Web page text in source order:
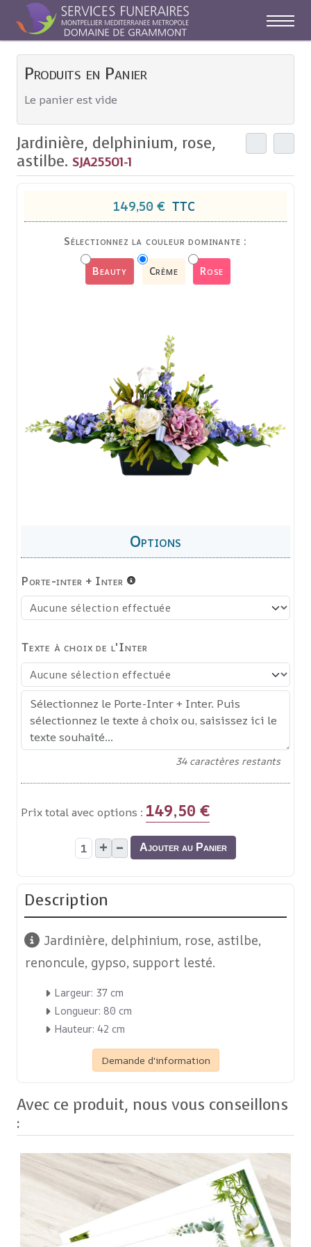
Off-
Jardinière, delphinium, rose,
astilbe. SJA25501-1
149,50 € TTC
Sélectionnez la couleur dominante :
Beauty Crème Rose
Porte-inter + Inter
Texte à choix de l'Inter
34caractères restants
Prix total avec options : 149,50 €
+ – Ajouter au Panier
Description
Jardinière, delphinium, rose, astilbe,
renoncule, gypso, support lesté.
Largeur: 37 cm
Longueur: 80 cm
Hauteur: 42 cm
Demande d'information
Avec ce produit, nous vous conseillons
:
Produits en Panier
Le panier est vide